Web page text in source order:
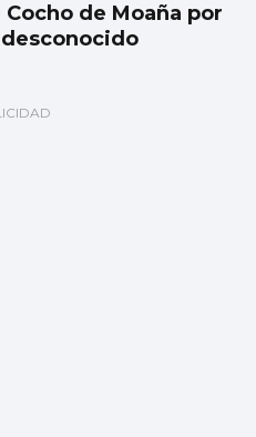
de Moaña por